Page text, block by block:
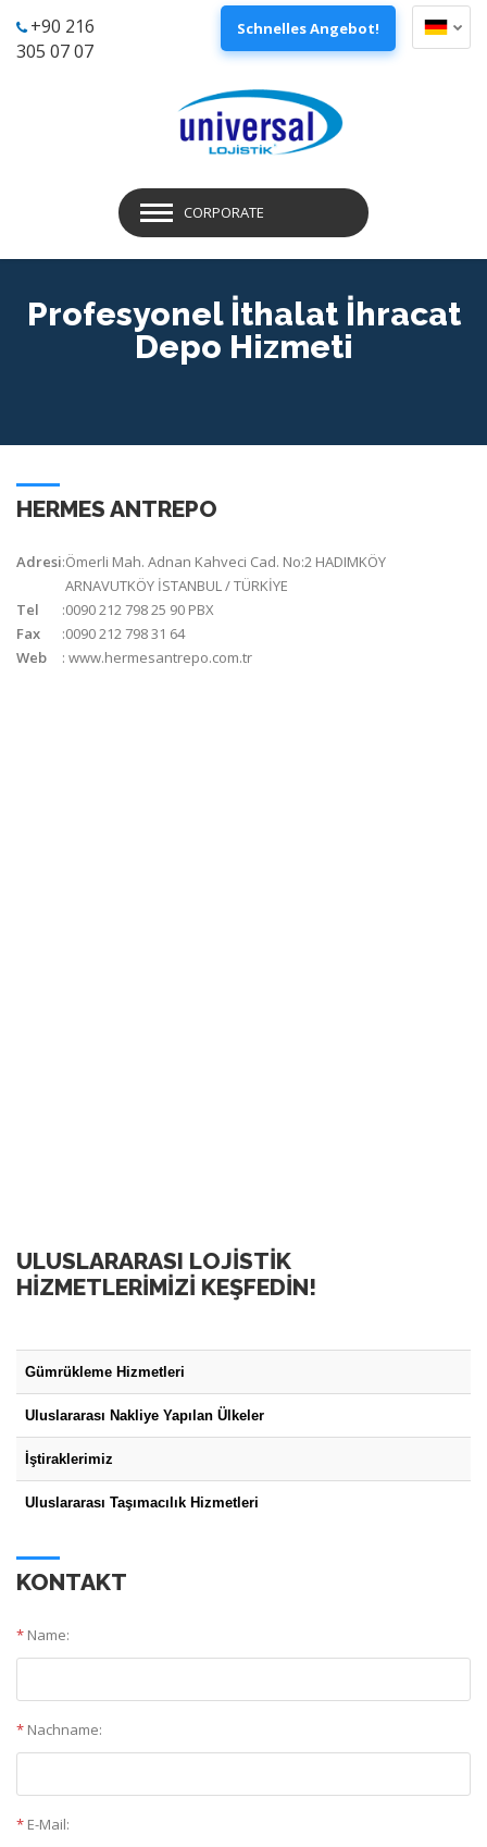
+90 216
305 07 07
Schnelles Angebot!
CORPORATE
Profesyonel İthalat İhracat
Depo Hizmeti
HERMES ANTREPO
Adresi:Ömerli Mah. Adnan Kahveci Cad. No:2 HADIMKÖY
ARNAVUTKÖY İSTANBUL / TÜRKİYE
Tel
:0090 212 798 25 90 PBX
Fax
:0090 212 798 31 64
Web
: www.hermesantrepo.com.tr
ULUSLARARASI LOJISTIK
HIZMETLERIMIZI KEŞFEDIN!
Gümrükleme Hizmetleri
Uluslararası Nakliye Yapılan Ülkeler
İştiraklerimiz
Uluslararası Taşımacılık Hizmetleri
KONTAKT
* Name:
* Nachname:
* E-Mail: